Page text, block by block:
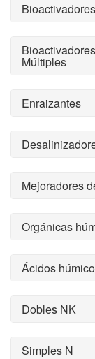
Múltiples
Enraizantes
Mejoradores
Orgánicas
Ácidos
Dobles NK
Simples N